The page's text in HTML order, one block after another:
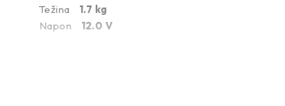
Težina
1.7 kg
Napon
12.0 V